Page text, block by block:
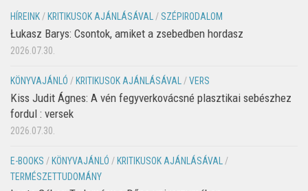
HÍREINK/ KRITIKUSOK AJÁNLÁSÁVAL/ SZÉPIRODALOM
Łukasz Barys: Csontok, amiket a zsebedben hordasz
2026.07.30.
KÖNYVAJÁNLÓ / KRITIKUSOK AJÁNLÁSÁVAL/VERS
Kiss Judit Ágnes: A vén fegyverkovácsné plasztikai sebészhez
fordul : versek
2026.07.30.
E-BOOKS / KÖNYVAJÁNLÓ / KRITIKUSOK AJÁNLÁSÁVAL/
TERMÉSZETTUDOMÁNY